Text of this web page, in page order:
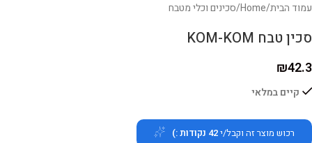
עמוד הבית/
Home
/סכינים וכלי מטבח
סכין טבח KOM-KOM
₪42.3
קיים במלאי
רכוש מוצר זה וקבל/י42 נקודות :)